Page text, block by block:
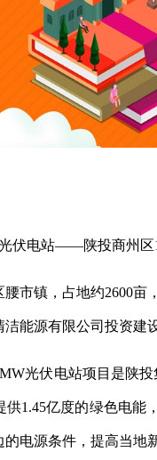
伏电站——陕投商州区
市镇，占地约2600亩
能源有限公司投资建
光伏电站项目是陕
1.45亿度的绿色电能
电源条件，提高当地